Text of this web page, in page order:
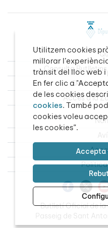
Consulta
Dades
Accés a la
Política
Butlletí Oficial de la
Passeig de Sant
Utilitzem cookies
millorar
trànsit del lloc web
En fer clic a
de les cookies
cookies. També
cookies voleu
les cookies”.
Accepta